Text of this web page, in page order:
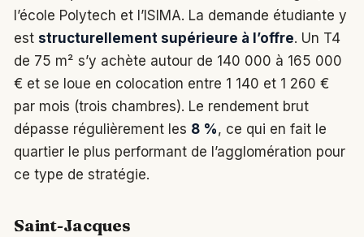
l’école Polytech et l’ISIMA. La demande étudiante y
est structurellement supérieure à l’offre. Un T4
de 75 m² s’y achète autour de 140 000 à 165 000
€ et se loue en colocation entre 1 140 et 1 260 €
par mois (trois chambres). Le rendement brut
dépasse régulièrement les 8 %, ce qui en fait le
quartier le plus performant de l’agglomération pour
ce type de stratégie.
Saint-Jacques